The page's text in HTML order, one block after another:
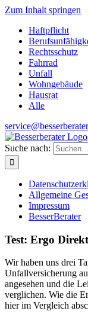
Zum Inhalt springen
Haftpflicht
Rechtsschutz
Fahrrad
Unfall
Wohngebäude
Hausrat
Alle
Suche nach:
Allgemeine
Impressum
BesserBerater
Test: Ergo
Wir haben uns drei
Unfallversicherung
angesehen und die
verglichen. Wie die
hier im Vergleich